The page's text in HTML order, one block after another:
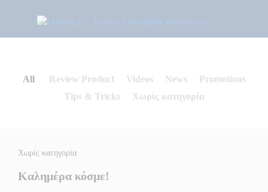
All Review Product Videos News
Promotions
Tips & Tricks
Χωρίς κατηγορία
Χωρίς κατηγορία
Καλημέρα κόσμε!